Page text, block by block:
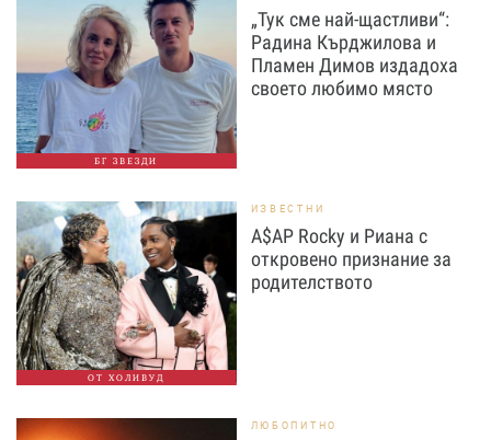
БГ ЗВЕЗДИ
„Тук сме най-щастливи“:
Радина Кърджилова и
Пламен Димов издадоха
своето любимо място
ОТ ХОЛИВУД
ИЗВЕСТНИ
A$AP Rocky и Риана с
откровено признание за
родителството
ЛЮБОПИТНО